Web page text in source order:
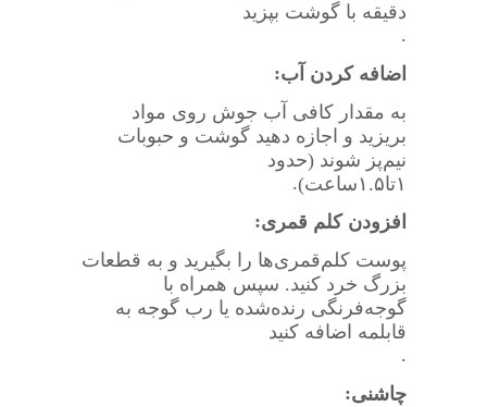
دقیقه با گوشت بپزید
.
اضافه کردن آب:
به مقدار کافی آب جوش روی مواد
بریزید و اجازه دهید گوشت و حبوبات
نیم‌پز شوند (حدود
۱تا۱.۵ساعت).
افزودن کلم قمری:
پوست کلم‌قمری‌ها را بگیرید و به قطعات
بزرگ خرد کنید. سپس همراه با
گوجه‌فرنگی رنده‌شده یا رب گوجه به
قابلمه اضافه کنید
.
چاشنی: